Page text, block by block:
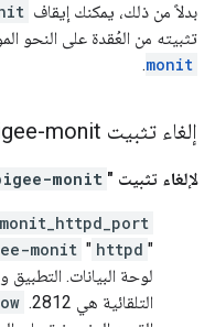
بدلاً من ذلك، يمكنك إيقاف
تثبيته من العُقدة على النحو
monit
.
إلغاء تثبيت apigee-monit
لإلغاء تثبيت " monit
"
httpd
"
monit
لوحة البيانات. التطبيق
التلقائية هي 2812.